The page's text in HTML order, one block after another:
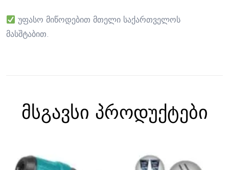
უფასო მიწოდებით მთელი საქართველოს
მასშტაბით.
მსგავსი პროდუქტები